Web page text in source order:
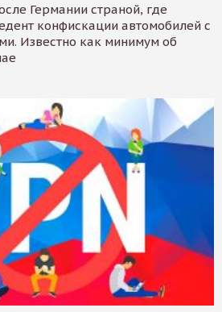
Германии страной, где
конфискации автомобилей с
Известно как минимум об